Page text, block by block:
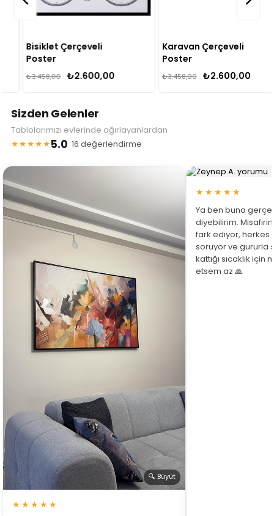
Bisiklet Çerçeveli
Poster
₺2.600,00
₺3.458,00
Karavan Çerçeveli
Poster
₺2.600,00
₺3.458,00
Sizden Gelenler
Tablolarımızı evlerinde ağırlayanlardan
★★★★★5.0· 16 değerlendirme
🔍 Büyüt
★★★★★
★★★★★
Ya ben buna
diyebilirim.
fark ediyor, herkes
soruyor ve gururla
kattığı sıcaklık
etsem az 🙏